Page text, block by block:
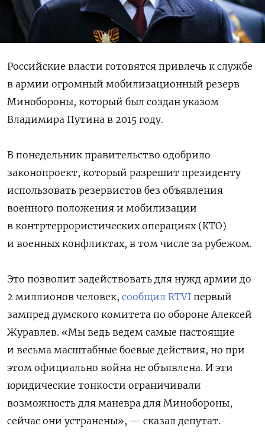
Российские власти готовятся привлечь к службе
в армии огромный мобилизационный резерв
Минобороны, который был создан указом
Владимира Путина в 2015 году.
В понедельник правительство одобрило
законопроект, который разрешит президенту
использовать резервистов без объявления
военного положения и мобилизации
в контртеррористических операциях (КТО)
и военных конфликтах, в том числе за рубежом.
Это позволит задействовать для нужд армии до
2 миллионов человек, сообщил RTVI первый
зампред думского комитета по обороне Алексей
Журавлев. «Мы ведь ведем самые настоящие
и весьма масштабные боевые действия, но при
этом официально война не объявлена. И эти
юридические тонкости ограничивали
возможность для маневра для Минобороны,
сейчас они устранены», — сказал депутат.